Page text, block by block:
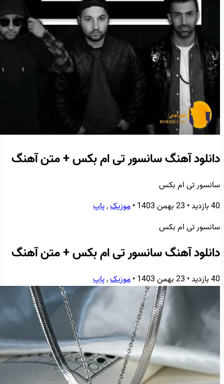
دانلود آهنگ سانسور تی ام بکس + متن آهنگ
سانسور تی ام بکس
40 بازدید
• 23 بهمن 1403 •موزیک,پاپ
سانسور تی ام بکس
دانلود آهنگ سانسور تی ام بکس + متن آهنگ
40 بازدید • 23 بهمن 1403 •موزیک,پاپ